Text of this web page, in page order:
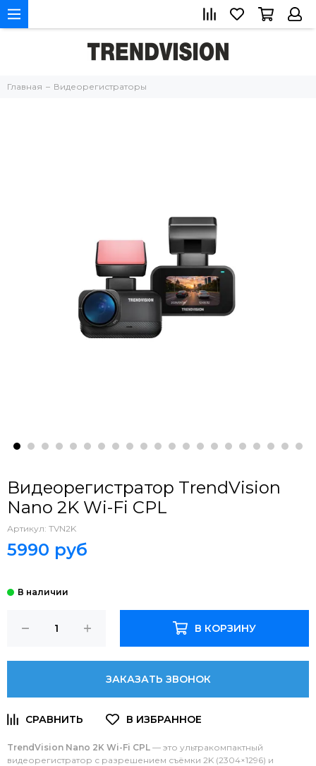
Главная Видеорегистраторы
Видеорегистратор TrendVision
Nano 2K Wi-Fi CPL
Артикул: TVN2K
5990 руб
В КОРЗИНУ
ЗАКАЗАТЬ ЗВОНОК
TrendVision Nano 2K Wi-Fi CPL — это ультракомпактный
видеорегистратор с разрешением съёмки 2K (2304×1296) и